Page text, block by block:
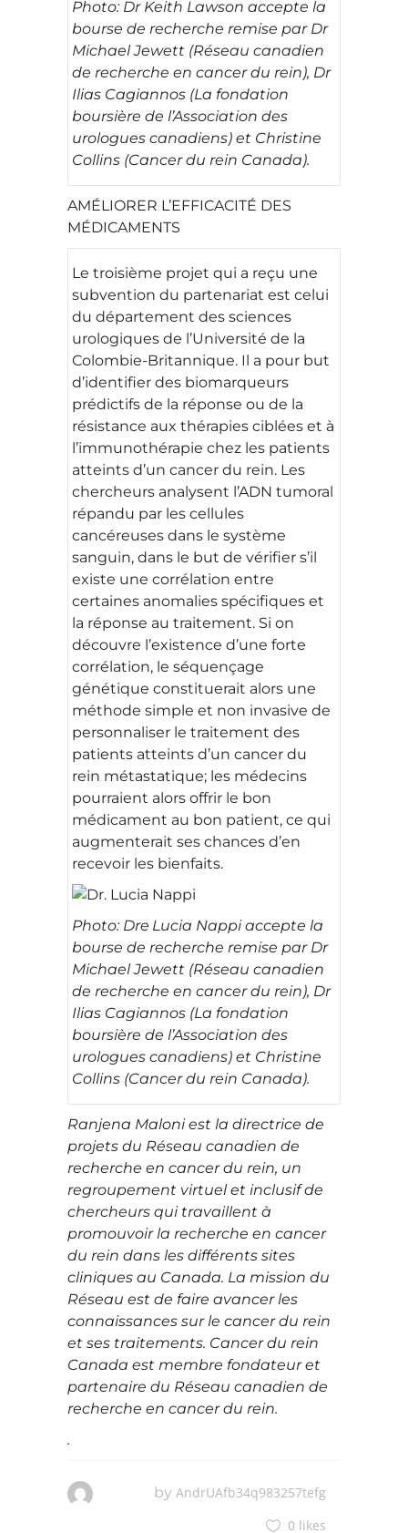
Photo: Dr Keith Lawson accepte la
bourse de recherche remise par Dr
Michael Jewett (Réseau canadien
de recherche en cancer du rein), Dr
Ilias Cagiannos (La fondation
boursière de l’Association des
urologues canadiens) et Christine
Collins (Cancer du rein Canada).
AMÉLIORER L’EFFICACITÉ DES
MÉDICAMENTS
Le troisième projet qui a reçu une
subvention du partenariat est celui
du département des sciences
urologiques de l’Université de la
Colombie-Britannique. Il a pour but
d’identifier des biomarqueurs
prédictifs de la réponse ou de la
résistance aux thérapies ciblées et à
l’immunothérapie chez les patients
atteints d’un cancer du rein. Les
chercheurs analysent l’ADN tumoral
répandu par les cellules
cancéreuses dans le système
sanguin, dans le but de vérifier s’il
existe une corrélation entre
certaines anomalies spécifiques et
la réponse au traitement. Si on
découvre l’existence d’une forte
corrélation, le séquençage
génétique constituerait alors une
méthode simple et non invasive de
personnaliser le traitement des
patients atteints d’un cancer du
rein métastatique; les médecins
pourraient alors offrir le bon
médicament au bon patient, ce qui
augmenterait ses chances d’en
recevoir les bienfaits.
Photo: Dre Lucia Nappi accepte la
bourse de recherche remise par Dr
Michael Jewett (Réseau canadien
de recherche en cancer du rein), Dr
Ilias Cagiannos (La fondation
boursière de l’Association des
urologues canadiens) et Christine
Collins (Cancer du rein Canada).
Ranjena Maloni est la directrice de
projets du Réseau canadien de
recherche en cancer du rein, un
regroupement virtuel et inclusif de
chercheurs qui travaillent à
promouvoir la recherche en cancer
du rein dans les différents sites
cliniques au Canada. La mission du
Réseau est de faire avancer les
connaissances sur le cancer du rein
et ses traitements. Cancer du rein
Canada est membre fondateur et
partenaire du Réseau canadien de
recherche en cancer du rein.
.
by AndrUAfb34q983257tefg
0 likes